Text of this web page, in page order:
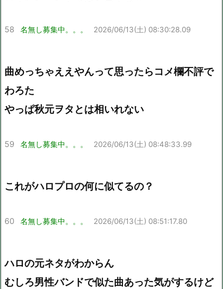
58 名無し募集中。。。 2026/06/13(土) 08:30:28.09
曲めっちゃええやんって思ったらコメ欄不評で
わろた
やっぱ秋元ヲタとは相いれない
59 名無し募集中。。。 2026/06/13(土) 08:48:33.99
これがハロプロの何に似てるの？
60 名無し募集中。。。 2026/06/13(土) 08:51:17.80
ハロの元ネタがわからん
むしろ男性バンドで似た曲あった気がするけど